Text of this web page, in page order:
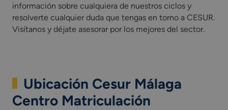
información sobre cualquiera de nuestros ciclos y
resolverte cualquier duda que tengas en torno a CESUR.
Visítanos y déjate asesorar por los mejores del sector.
Ubicación Cesur Málaga
Centro Matriculación